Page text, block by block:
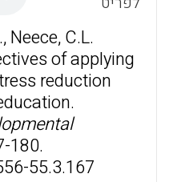
Neece, C.L.
of applying
reduction
180.
55.3.167